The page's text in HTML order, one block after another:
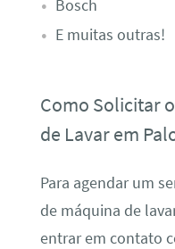
Bosch
E muitas outras!
Como Solicitar
de Lavar em
Para agendar um
de máquina de
entrar em contato